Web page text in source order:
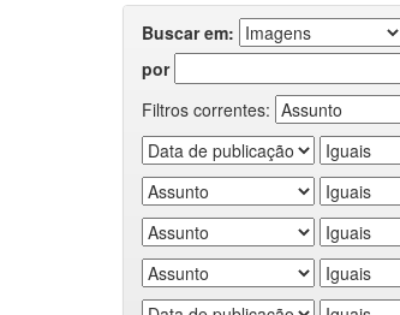
Buscar em:
por
Filtros correntes: